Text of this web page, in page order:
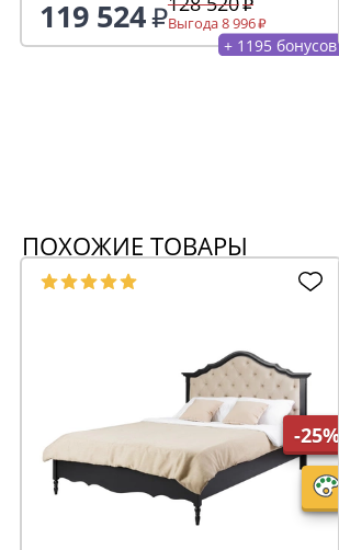
119 524 Выгода 8 996
+ 1195 бонусов
ПОХОЖИЕ ТОВАРЫ
-25%